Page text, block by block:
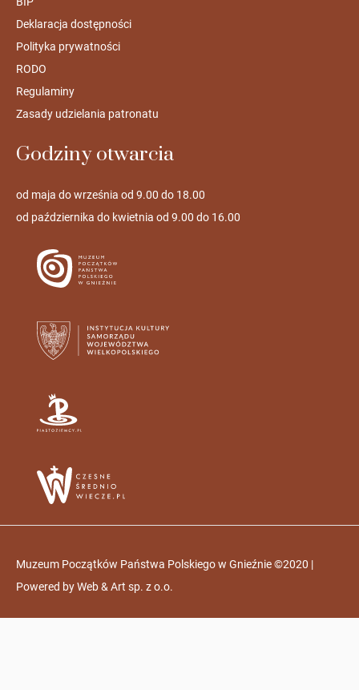
Deklaracja dostępności
Polityka prywatności
RODO
Regulaminy
Zasady udzielania patronatu
Godziny otwarcia
od maja do września od 9.00 do 18.00
od października do kwietnia od 9.00 do 16.00
Muzeum Początków Państwa Polskiego w Gnieźnie ©2020 |
Powered byWeb & Art sp. z o.o.